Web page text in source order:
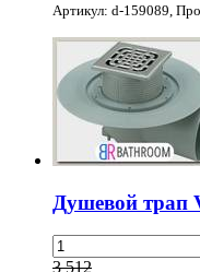
Артикул: d-159089,
Душевой трап
3 512